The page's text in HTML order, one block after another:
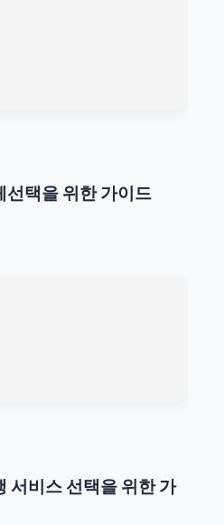
선택을 위한 가이드
서비스 선택을 위한 가